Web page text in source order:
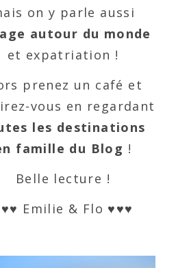
on y parle aussi
autour du monde
et expatriation !
prenez un café et
vous en regardant
les destinations
famille du Blog !
Belle lecture !
Emilie & Flo ♥♥♥